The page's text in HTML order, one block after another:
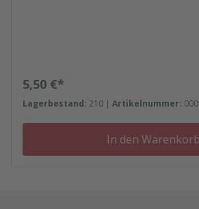
Regulärer Preis:
5,50 €*
Lagerbestand: 210 | Artikelnummer:
In den Warenkorb